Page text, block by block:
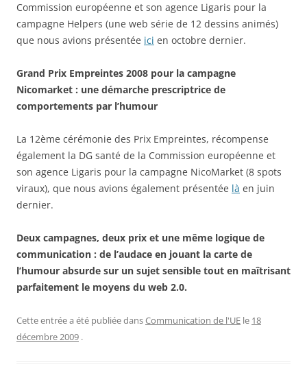
Commission européenne et son agence Ligaris pour la
campagne Helpers (une web série de 12 dessins animés)
que nous avions présentée ici en octobre dernier.
Grand Prix Empreintes 2008 pour la campagne
Nicomarket : une démarche prescriptrice de
comportements par l’humour
La 12ème cérémonie des Prix Empreintes, récompense
également la DG santé de la Commission européenne et
son agence Ligaris pour la campagne NicoMarket (8 spots
viraux), que nous avions également présentée là en juin
dernier.
Deux campagnes, deux prix et une même logique de
communication : de l’audace en jouant la carte de
l’humour absurde sur un sujet sensible tout en maîtrisant
parfaitement le moyens du web 2.0.
Cette entrée a été publiée dansCommunication de l'UE le 18
décembre 2009 .